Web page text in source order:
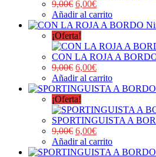
9,00€ 6,00€
Añadir al carrito
¡Oferta!
CON LA ROJA A
9,00€ 6,00€
Añadir al carrito
¡Oferta!
SPORTINGUISTA A
9,00€ 6,00€
Añadir al carrito